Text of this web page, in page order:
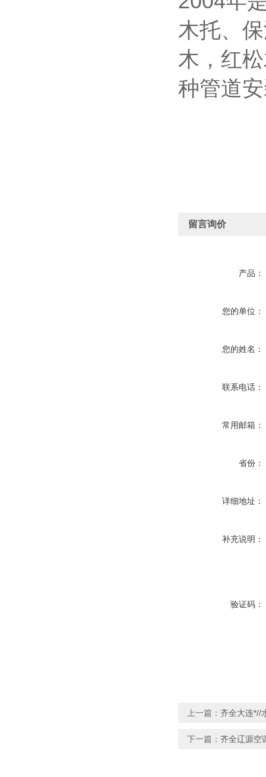
木托、
木，红
种管道
留言询价
产品：
您的单位：
您的姓名：
联系电话：
常用邮箱：
省份：
详细地址：
补充说明：
验证码：
上一篇： 齐全大连*//
下一篇： 齐全辽源空